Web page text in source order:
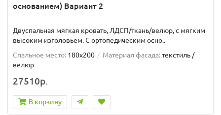
основанием) Вариант 2
Двуспальная мягкая кровать, ЛДСП/ткань/велюр, с мягким
высоким изголовьем. C ортопедическим осно..
Спальное место: 180x200 Материал фасада:текстиль /
велюр
27510р.
В корзину